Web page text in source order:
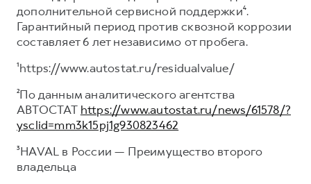
дополнительной сервисной поддержки⁴.
Гарантийный период против сквозной коррозии
составляет 6 лет независимо от пробега.
¹https://www.autostat.ru/residualvalue/
²По данным аналитического агентства
АВТОСТАТ https://www.autostat.ru/news/61578/?
ysclid=mm3k15pj1g930823462
³HAVAL в России — Преимущество второго
владельца